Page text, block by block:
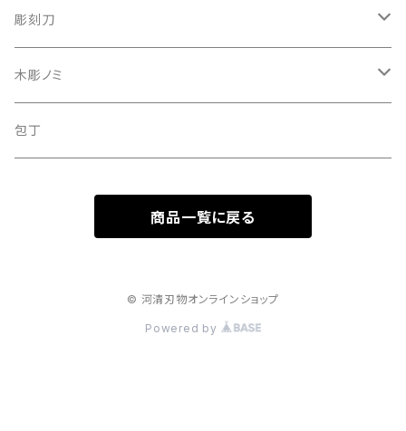
彫刻刀
彫刻刀セット
定額制研ぎ直し
木彫ノミ
木彫のみセット
包丁
商品一覧に戻る
© 河清刃物オンラインショップ
Powered by